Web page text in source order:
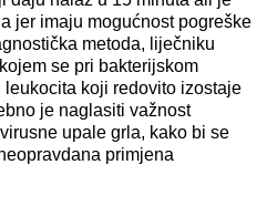
jer imaju mogućnost pogreške
metoda, liječniku
se pri bakterijskom
koji redovito izostaje
je naglasiti važnost
upale grla, kako bi se
primjena